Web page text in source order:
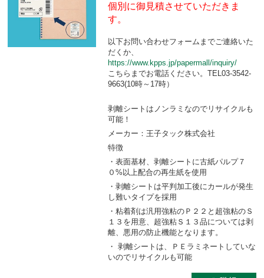
個別に御見積させていただきま
す。
以下お問い合わせフォームまでご連絡いた
だくか、
https://www.kpps.jp/papermall/inquiry/
こちらまでお電話ください。TEL03-3542-
9663(10時～17時）
剥離シートはノンラミなのでリサイクルも
可能！
メーカー：王子タック株式会社
特徴
・表面基材、剥離シートに古紙パルプ７
０%以上配合の再生紙を使用
・剥離シートは平判加工後にカールが発生
し難いタイプを採用
・粘着剤は汎用強粘のＰ２２と超強粘のＳ
１３を用意、超強粘Ｓ１３品については剥
離、悪用の防止機能となります。
・ 剥離シートは、ＰＥラミネートしていな
いのでリサイクルも可能